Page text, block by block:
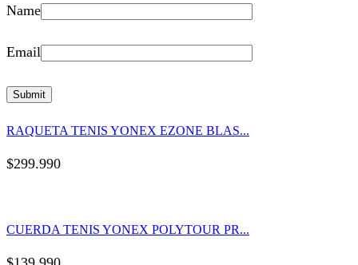
Name
Email
RAQUETA TENIS YONEX EZONE BLAS...
$299.990
CUERDA TENIS YONEX POLYTOUR PR...